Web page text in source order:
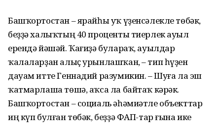
Башҡортостан – ярайһы уҡ үҙенсәлекле төбәк,
беҙҙә халыҡтың 40 проценты тиерлек ауыл
ерендә йәшәй. Ҡағиҙә булараҡ, ауылдар
ҡалаларҙан алыҫ урынлашҡан, – тип һүҙен
дауам итте Геннадий разумикин. – Шуға ла эш
ҡатмарлаша төшә, аҡса ла байтаҡ кәрәк.
Башҡортостан – социаль әһәмиәтле объекттар
иң күп булған төбәк, беҙҙә ФАП-тар ғына ике